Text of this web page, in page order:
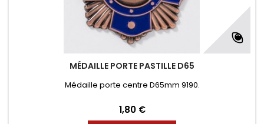
MÉDAILLE PORTE PASTILLE D65
Médaille porte centre D65mm 9190.
1,80 €